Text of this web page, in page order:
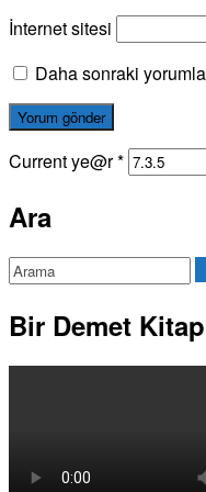
İnternet sitesi
Daha sonraki
Current ye@r*
Ara
Bir Demet Kitap